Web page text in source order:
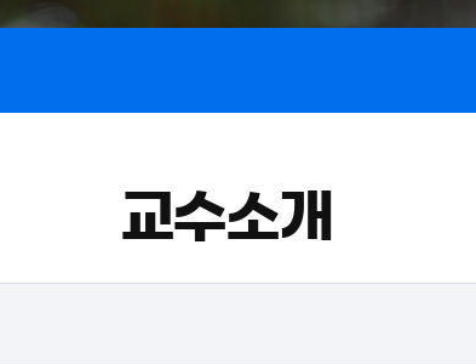
교수소개